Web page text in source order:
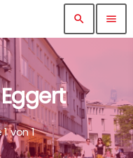
search menu
von 1